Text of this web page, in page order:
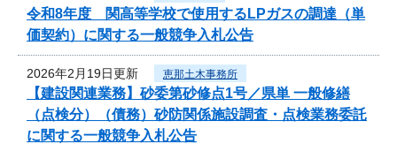
令和8年度 関高等学校で使用するLPガスの調達（単
価契約）に関する一般競争入札公告
2026年2月19日更新 恵那土木事務所
【建設関連業務】砂委第砂修点1号／県単 一般修繕
（点検分）（債務）砂防関係施設調査・点検業務委託
に関する一般競争入札公告